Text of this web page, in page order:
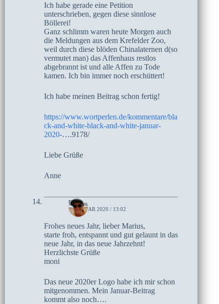
Ich habe gerade eine Petition
unterschrieben, gegen diese sinnlose
Böllerei!
Ganz schlimm waren heute Morgen auch
die Meldungen aus dem Krefelder Zoo,
weil durch diese blöden Chinalaternen d(so
vermutet man) das Affenhaus restlos
abgebrannt ist und alle Affen zu Tode
kamen. Ich bin immer noch erschüttert!
Ich habe meinen Beitrag schon fertig!
https://www.wortperlen.de/kommentare/bla
ck-and-white-black-and-white-januar-
2020-….9178/
Liebe Grüße
Anne
moni
1. JANUAR 2020 / 13:02
Frohes neues Jahr, lieber Marius,
starte froh, entspannt und gut gelaunt in das
neue Jahr, in das neue Jahrzehnt!
Herzlichste Grüße
moni
Das neue 2020er Logo habe ich mir schon
mitgenommen. Mein Januar-Beitrag
kommt also noch….